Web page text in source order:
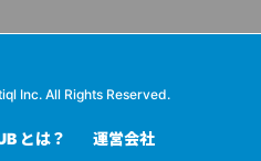
Inc. All Rights Reserved.
とは？ 運営会社